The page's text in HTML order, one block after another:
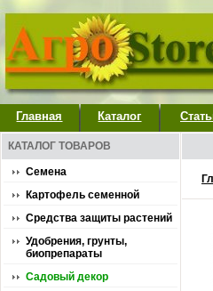
Главная Каталог
КАТАЛОГ ТОВАРОВ
Семена
Картофель семенной
Средства защиты растений
Удобрения, грунты,
биопрепараты
Садовый декор